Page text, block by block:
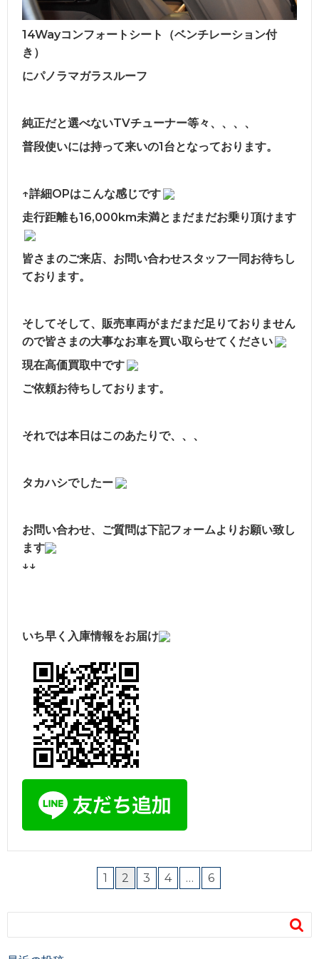
14Wayコンフォートシート（ベンチレーション付
き）
にパノラマガラスルーフ
純正だと選べないTVチューナー等々、、、、
普段使いには持って来いの1台となっております。
↑詳細OPはこんな感じです
走行距離も16,000km未満とまだまだお乗り頂けます
皆さまのご来店、お問い合わせスタッフ一同お待ちし
ております。
そしてそして、販売車両がまだまだ足りておりません
ので皆さまの大事なお車を買い取らせてください
現在高価買取中です
ご依頼お待ちしております。
それでは本日はこのあたりで、、、
タカハシでしたー
お問い合わせ、ご質問は下記フォームよりお願い致し
ます
↓↓
いち早く入庫情報をお届け
1 2 3 4 … 6
